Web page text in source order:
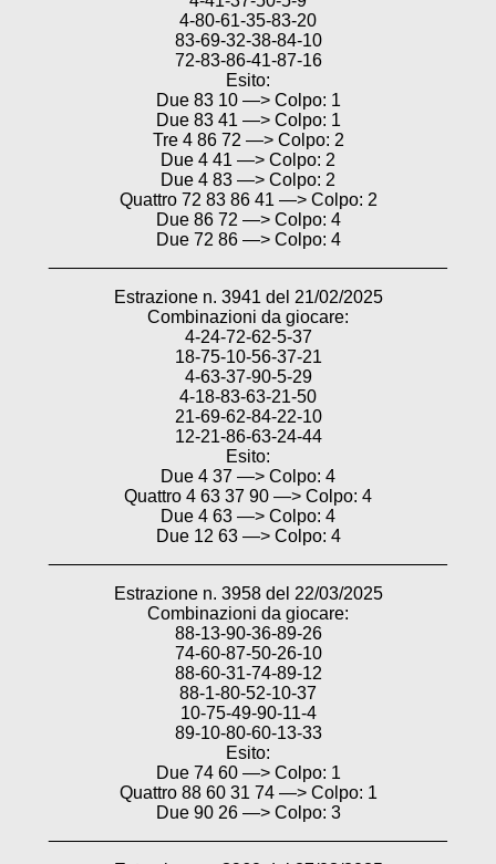
4-80-61-35-83-20
83-69-32-38-84-10
72-83-86-41-87-16
Esito:
Due 83 10 —> Colpo: 1
Due 83 41 —> Colpo: 1
Tre 4 86 72 —> Colpo: 2
Due 4 41 —> Colpo: 2
Due 4 83 —> Colpo: 2
Quattro 72 83 86 41 —> Colpo: 2
Due 86 72 —> Colpo: 4
Due 72 86 —> Colpo: 4
Estrazione n. 3941 del 21/02/2025
Combinazioni da giocare:
4-24-72-62-5-37
18-75-10-56-37-21
4-63-37-90-5-29
4-18-83-63-21-50
21-69-62-84-22-10
12-21-86-63-24-44
Esito:
Due 4 37 —> Colpo: 4
Quattro 4 63 37 90 —> Colpo: 4
Due 4 63 —> Colpo: 4
Due 12 63 —> Colpo: 4
Estrazione n. 3958 del 22/03/2025
Combinazioni da giocare:
88-13-90-36-89-26
74-60-87-50-26-10
88-60-31-74-89-12
88-1-80-52-10-37
10-75-49-90-11-4
89-10-80-60-13-33
Esito:
Due 74 60 —> Colpo: 1
Quattro 88 60 31 74 —> Colpo: 1
Due 90 26 —> Colpo: 3